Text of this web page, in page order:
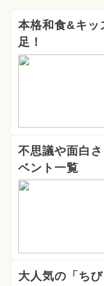
2024年3月のイ
2024年9月の
2025年2月のイ
2025年7月のイ
2026年4月のイ
2024年12月の
2024年8月の
2024年10月の
本格和食&キッ
足！
不思議や面白
ベント一覧
大人気の「ち